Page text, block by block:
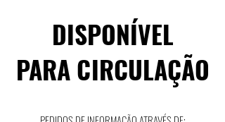
DISPONÍVEL
PARA CIRCULAÇÃO
DISPONÍVEL
PARA CIRCULAÇÃO